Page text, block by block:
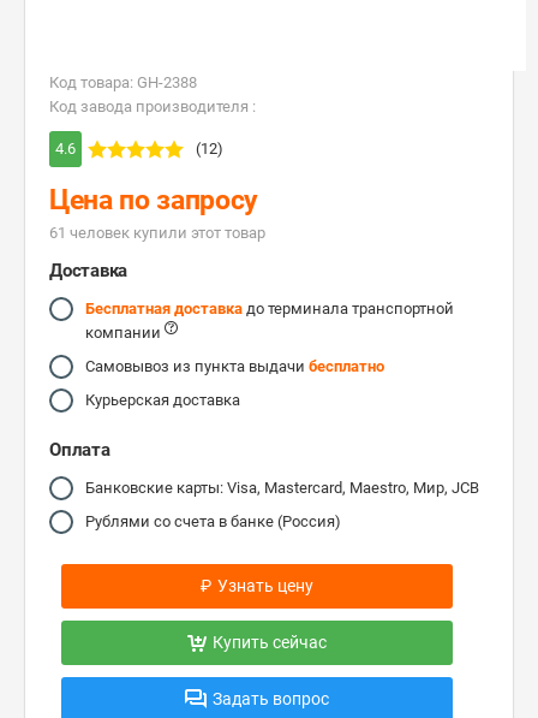
Код товара: GH-2388
Код завода производителя :
4.6 (12)
Цена по запросу
61 человек купили этот товар
Доставка
Бесплатная доставка до терминала транспортной
компании
Самовывоз из пункта выдачи бесплатно
Курьерская доставка
Оплата
Банковские карты: Visa, Mastercard, Maestro, Мир, JCB
Рублями со счета в банке (Россия)
₽ Узнать цену
Купить сейчас
Задать вопрос